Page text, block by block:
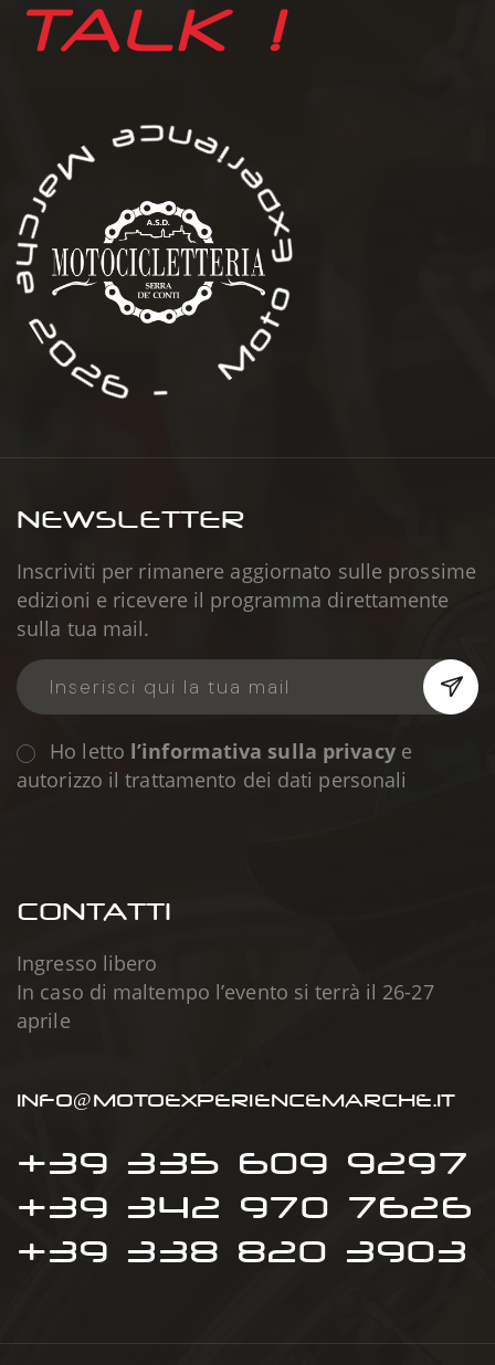
TALK !
Marche 2026 -
NEWSLETTER
Inscriviti per rimanere aggiornato sulle prossime
edizioni e ricevere il programma direttamente
sulla tua mail.
Ho letto l’informativa sulla privacye
autorizzo il trattamento dei dati personali
CONTATTI
Ingresso libero
In caso di maltempo l’evento si terrà il 26-27
aprile
INFO@MOTOEXPERIENCEMARCHE.IT
+39 335 609 9297
+39 342 970 7626
+39 338 820 3903